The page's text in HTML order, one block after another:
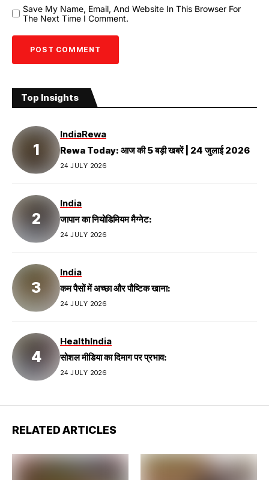
Save My Name, Email, And Website In This Browser For
The Next Time I Comment.
Top Insights
IndiaRewa
Rewa Today: आज की 5 बड़ी खबरें | 24 जुलाई 2026
24 JULY 2026
India
जापान का नियोडिमियम मैग्नेट:
24 JULY 2026
India
कम पैसों में अच्छा और पौष्टिक खाना:
24 JULY 2026
HealthIndia
सोशल मीडिया का दिमाग पर प्रभाव:
24 JULY 2026
RELATED ARTICLES